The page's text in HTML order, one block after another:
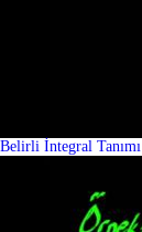
Belirli İntegral Tanımı